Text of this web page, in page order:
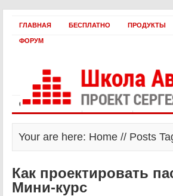
ГЛАВНАЯ БЕСПЛАТНО ПРОДУКТЫ
ФОРУМ
Статьи и видео Интервью Как
Your are here: Home // Posts
Как проектировать
Мини-курс